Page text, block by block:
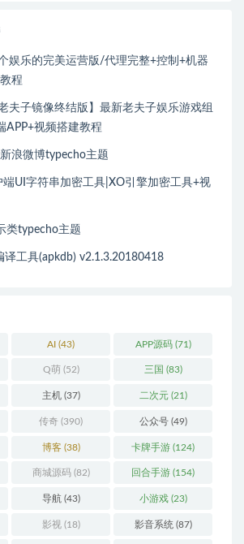
娱乐的完美运营版/代理完整+控制+机器
程
夫子镜像终结版】最新老夫子娱乐游戏组
APP+视频搭建教程
浪微博typecho主题
UI字符串加密工具|XO引擎加密工具+视
类typecho主题
译工具(apkdb) v2.1.3.20180418
AI (43) APP源码(71)
Q萌 (52) 三国 (83)
主机(37) 二次元(21)
传奇 (390) 公众号(49)
博客(38) 卡牌手游 (124)
商城源码(82) 回合手游 (154)
导航(43) 小游戏(23)
影视(18) 影音系统 (87)